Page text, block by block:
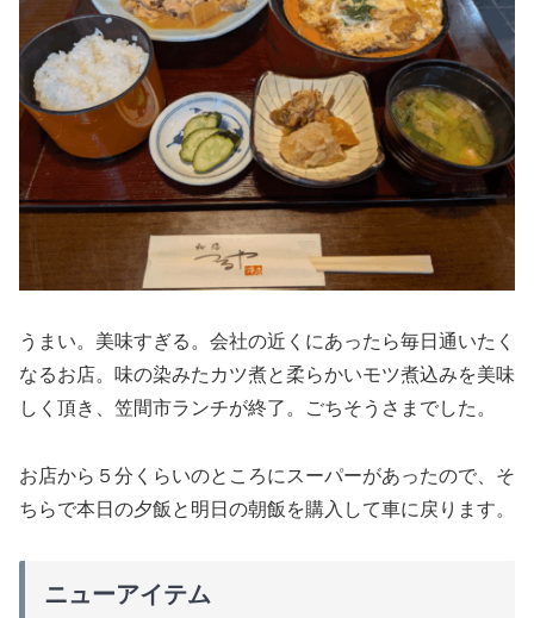
うまい。美味すぎる。会社の近くにあったら毎日通いたく
なるお店。味の染みたカツ煮と柔らかいモツ煮込みを美味
しく頂き、笠間市ランチが終了。ごちそうさまでした。
お店から５分くらいのところにスーパーがあったので、そ
ちらで本日の夕飯と明日の朝飯を購入して車に戻ります。
ニューアイテム